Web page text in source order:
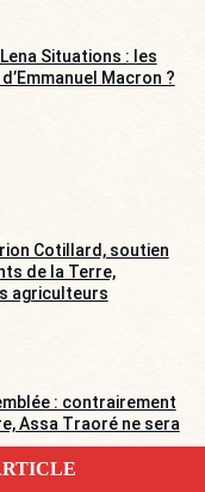
Situations : les
Macron ?
Cotillard, soutien
de la Terre,
agriculteurs
: contrairement
Assa Traoré ne sera